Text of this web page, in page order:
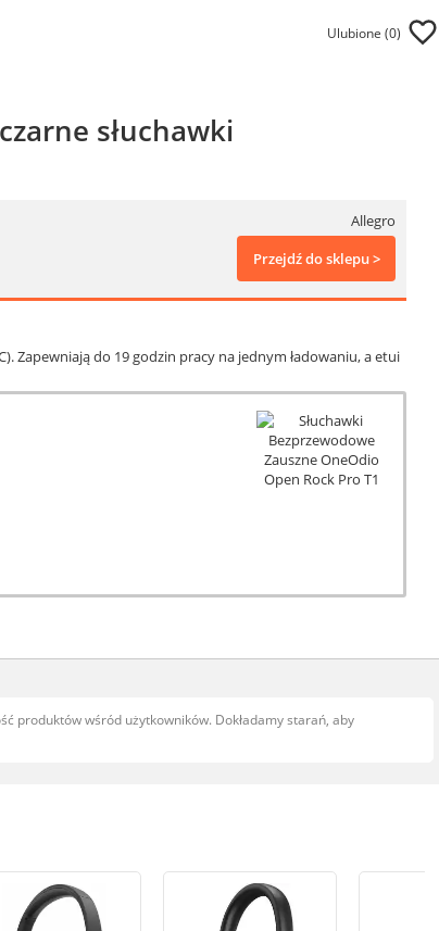
Ulubione (0)
słuchawki
Allegro
Przejdź do sklepu >
Zapewniają do 19 godzin pracy na jednym ładowaniu, a etui
produktów wśród użytkowników. Dokładamy starań, aby